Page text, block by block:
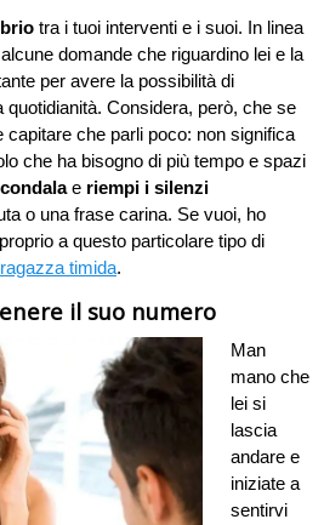
tra i tuoi interventi e i suoi. In linea
domande che riguardino lei e la
per avere la possibilità di
quotidianità. Considera, però, che se
capitare che parli poco: non significa
che ha bisogno di più tempo e spazi
e riempi i silenzi
o una frase carina. Se vuoi, ho
a questo particolare tipo di
timida.
il suo numero
Man
mano che
lei si
lascia
andare e
iniziate a
sentirvi